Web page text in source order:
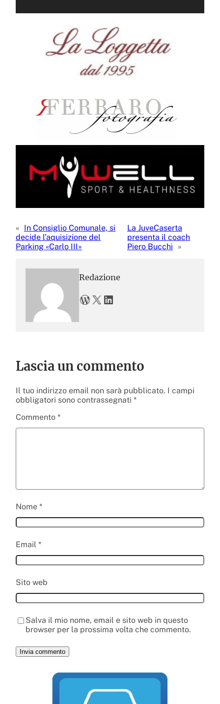
« In Consiglio Comunale, si
decide l’aquisizione del
Parking «Carlo III»
La JuveCaserta
presenta il coach
Piero Bucchi
»
Redazione
WordPress X LinkedIn
Lascia un commento
Il tuo indirizzo email non sarà pubblicato. I campi
obbligatori sono contrassegnati *
Commento *
Nome *
Email *
Sito web
Salva il mio nome, email e sito web in questo
browser per la prossima volta che commento.